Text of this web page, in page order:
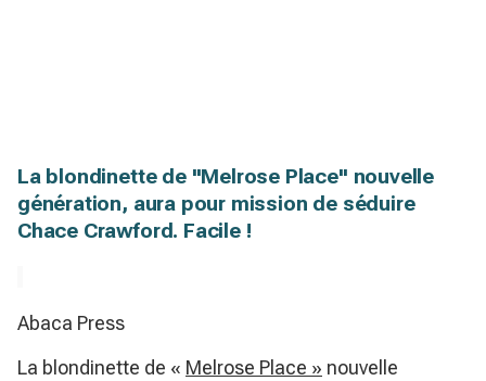
La blondinette de "Melrose Place" nouvelle
génération, aura pour mission de séduire
Chace Crawford. Facile !
Abaca Press
La blondinette de « Melrose Place » nouvelle